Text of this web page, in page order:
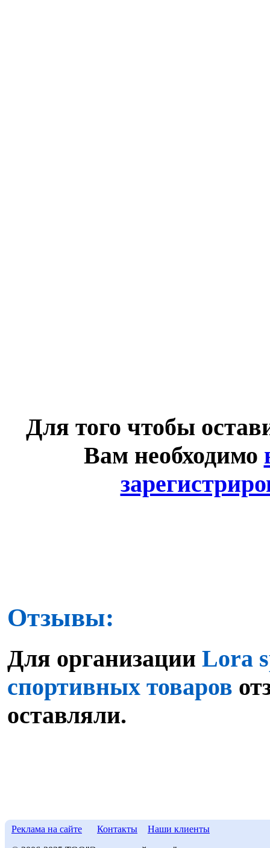
Для того чтобы
Вам необходимо
Отзывы:
Для организации Lora
спортивных товаров
оставляли.
Реклама на сайте Контакты Наши клиенты